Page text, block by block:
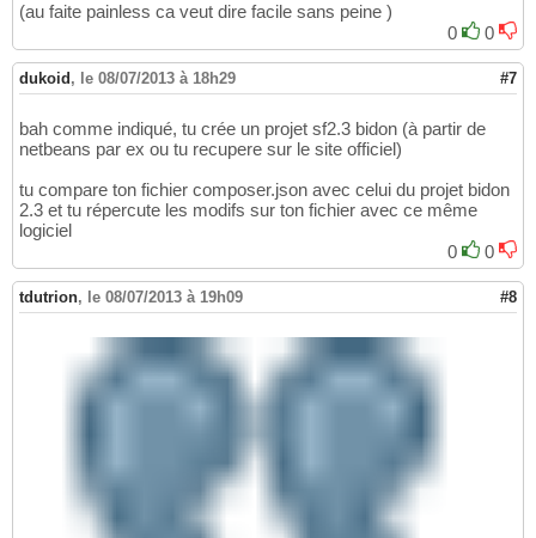
(au faite painless ca veut dire facile sans peine )
0
0
dukoid , le 08/07/2013 à 18h29 #7
bah comme indiqué, tu crée un projet sf2.3 bidon (à partir de
netbeans par ex ou tu recupere sur le site officiel)
tu compare ton fichier composer.json avec celui du projet bidon
2.3 et tu répercute les modifs sur ton fichier avec ce même
logiciel
0
0
tdutrion, le 08/07/2013 à 19h09 #8